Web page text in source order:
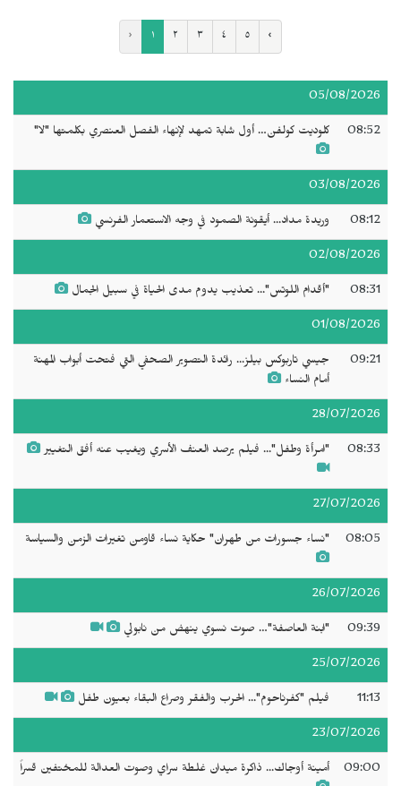
‹ ١ ٢ ٣ ٤ ٥ ›
05/08/2026
08:52 كلوديت كولفن… أول شابة تمهد لإنهاء الفصل العنصري بكلمتها "لا"
03/08/2026
08:12 وريدة مداد... أيقونة الصمود في وجه الاستعمار الفرنسي
02/08/2026
08:31 "أقدام اللوتس"... تعذيب يدوم مدى الحياة في سبيل الجمال
01/08/2026
09:21
جيسي تاربوكس بيلز... رائدة التصوير الصحفي التي فتحت أبواب المهنة
أمام النساء
28/07/2026
08:33 "امرأة وطفل"... فيلم يرصد العنف الأسري ويغيب عنه أفق التغيير
27/07/2026
08:05 "نساء جسورات من طهران" حكاية نساء قاومن تغيرات الزمن والسياسة
26/07/2026
09:39 "ابنة العاصفة"… صوت نسوي ينهض من نابولي
25/07/2026
11:13 فيلم "كفرناحوم"... الحرب والفقر وصراع البقاء بعيون طفل
23/07/2026
09:00 أمينة أوجاك... ذاكرة ميدان غلطة سراي وصوت العدالة للمختفين قسراً